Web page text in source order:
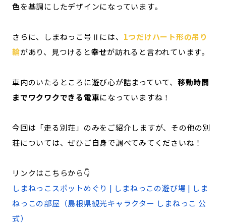
色を基調にしたデザインになっています。
さらに、しまねっこ号Ⅱには、 1つだけハート形の吊り
輪があり、見つけると幸せが訪れると言われています。
車内のいたるところに遊び心が詰まっていて、 移動時間
までワクワクできる電車になっていますね！
今回は「走る別荘」のみをご紹介しますが、その他の別
荘については、ぜひご自身で調べてみてくださいね！
リンクはこちらから👇
しまねっこスポットめぐり | しまねっこの遊び場 | しま
ねっこの部屋（島根県観光キャラクター しまねっこ 公
式）